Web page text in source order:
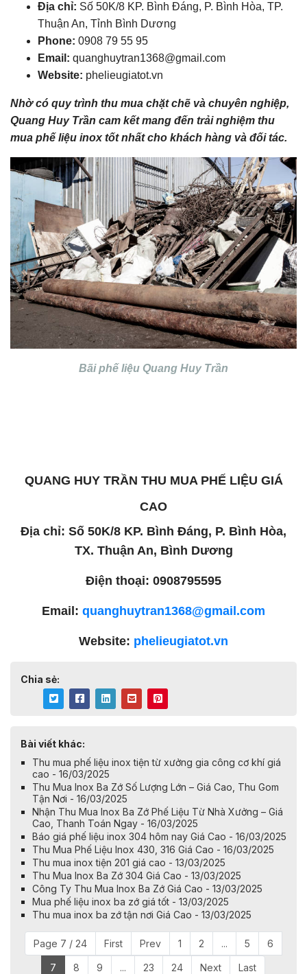
Địa chỉ: Số 50K/8 KP. Bình Đáng, P. Bình Hòa, TP.
Thuận An, Tỉnh Bình Dương
Phone: 0908 79 55 95
Email: quanghuytran1368@gmail.com
Website: phelieugiatot.vn
Nhờ có quy trình thu mua chặt chẽ và chuyên nghiệp,
Quang Huy Trần cam kết mang đến trải nghiệm thu
mua phế liệu inox tốt nhất cho khách hàng và đối tác.
Bãi phế liệu Quang Huy Trần
QUANG HUY TRẦN THU MUA PHẾ LIỆU GIÁ
CAO
Địa chỉ: Số 50K/8 KP. Bình Đáng, P. Bình Hòa,
TX. Thuận An, Bình Dương
Điện thoại: 0908795595
Email: quanghuytran1368@gmail.com
Website: phelieugiatot.vn
Chia sẻ:
Bài viết khác:
Thu mua phế liệu inox tiện từ xưởng gia công cơ khí giá
cao - 16/03/2025
Thu Mua Inox Ba Zớ Số Lượng Lớn – Giá Cao, Thu Gom
Tận Nơi - 16/03/2025
Nhận Thu Mua Inox Ba Zớ Phế Liệu Từ Nhà Xưởng – Giá
Cao, Thanh Toán Ngay - 16/03/2025
Báo giá phế liệu inox 304 hôm nay Giá Cao - 16/03/2025
Thu Mua Phế Liệu Inox 430, 316 Giá Cao - 16/03/2025
Thu mua inox tiện 201 giá cao - 13/03/2025
Thu Mua Inox Ba Zớ 304 Giá Cao - 13/03/2025
Công Ty Thu Mua Inox Ba Zớ Giá Cao - 13/03/2025
Mua phế liệu inox ba zớ giá tốt - 13/03/2025
Thu mua inox ba zớ tận nơi Giá Cao - 13/03/2025
Page 7 / 24 First Prev 1 2 ... 5 6
7 8 9 ... 23 24 Next Last